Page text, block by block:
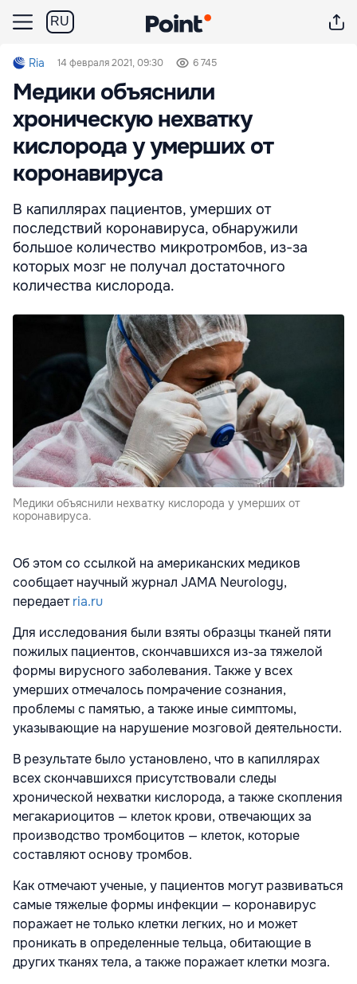
RU
Ria 14 февраля 2021, 09:30 6 745
Медики объяснили
хроническую нехватку
кислорода у умерших от
коронавируса
В капиллярах пациентов, умерших от
последствий коронавируса, обнаружили
большое количество микротромбов, из-за
которых мозг не получал достаточного
количества кислорода.
Медики объяснили нехватку кислорода у умерших от
коронавируса.
Об этом со ссылкой на американских медиков
сообщает научный журнал JAMA Neurology,
передаетria.ru
Для исследования были взяты образцы тканей пяти
пожилых пациентов, скончавшихся из-за тяжелой
формы вирусного заболевания. Также у всех
умерших отмечалось помрачение сознания,
проблемы с памятью, а также иные симптомы,
указывающие на нарушение мозговой деятельности.
В результате было установлено, что в капиллярах
всех скончавшихся присутствовали следы
хронической нехватки кислорода, а также скопления
мегакариоцитов — клеток крови, отвечающих за
производство тромбоцитов — клеток, которые
составляют основу тромбов.
Как отмечают ученые, у пациентов могут развиваться
самые тяжелые формы инфекции — коронавирус
поражает не только клетки легких, но и может
проникать в определенные тельца, обитающие в
других тканях тела, а также поражает клетки мозга.